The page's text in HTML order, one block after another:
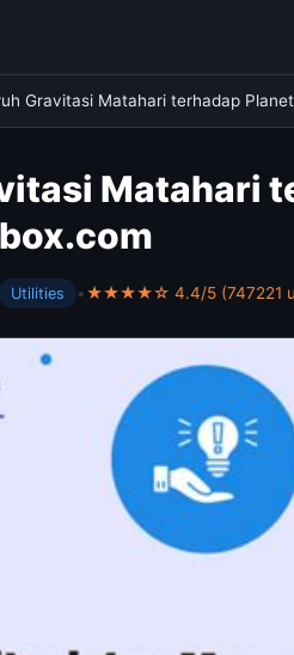
Gravitasi Matahari terhadap
Matahari
Utilities •★★★★☆ 4.4/5 (747221